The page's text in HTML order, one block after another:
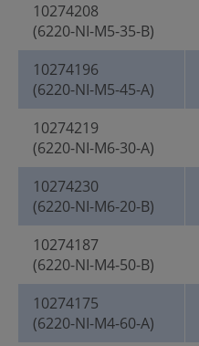
10274208
(6220-NI-M5-35-B)
10274196
(6220-NI-M5-45-A)
10274219
(6220-NI-M6-30-A)
10274230
(6220-NI-M6-20-B)
10274187
(6220-NI-M4-50-B)
10274175
(6220-NI-M4-60-A)